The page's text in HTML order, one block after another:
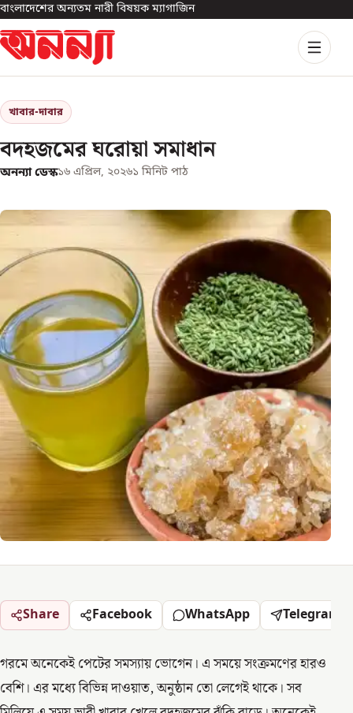
বাংলাদেশের অন্যতম নারী বিষয়ক ম্যাগাজিন
খাবার-দাবার
বদহজমের ঘরোয়া সমাধান
অনন্যা ডেস্ক১৬ এপ্রিল, ২০২৬১ মিনিট পাঠ
Share Facebook WhatsApp Telegram
গরমে অনেকেই পেটের সমস্যায় ভোগেন। এ সময়ে সংক্রমণের হারও
বেশি। এর মধ্যে বিভিন্ন দাওয়াত, অনুষ্ঠান তো লেগেই থাকে। সব